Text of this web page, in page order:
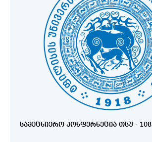
ᲡᲐᲛᲔᲪᲜᲘᲔᲠᲝ ᲙᲝᲜᲤᲔᲠᲜᲔᲪᲘᲐ ᲗᲡᲣ - 108